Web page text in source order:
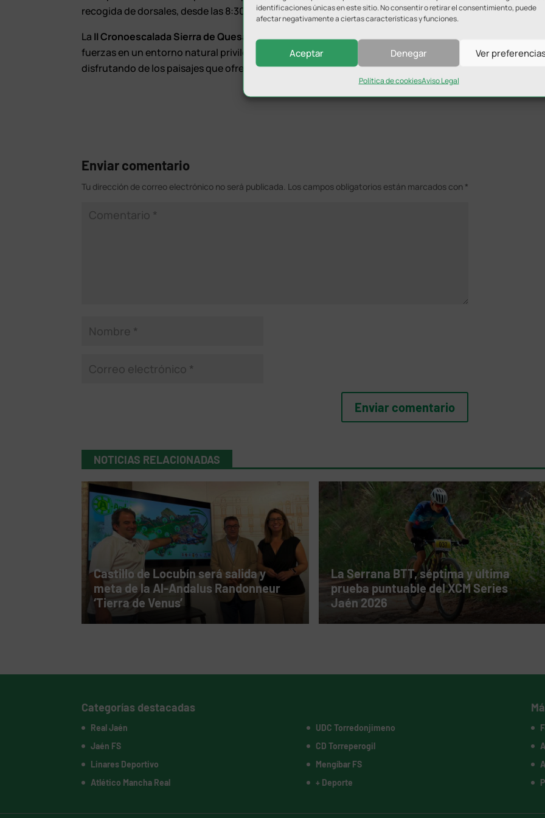
identificaciones únicas en este sitio. No consentir o retirar el consentimiento, puede
afectar negativamente a ciertas características y funciones.
Aceptar Denegar Ver
Política de cookiesAviso Legal
recogida de dorsales, desde las 8:30 hasta las 9:30 horas.
La II Cronoescalada Sierra de Quesadaes una oportunidad única para que los ciclistas midan sus
fuerzas en un entorno natural privilegiado, ascendiendo hasta el histórico Puerto de Tíscar y
disfrutando de los paisajes que ofrece la Sierra de Quesada.​
Enviar comentario
Tu dirección de correo electrónico no será publicada. Los campos obligatorios están marcados con *
NOTICIAS RELACIONADAS
Castillo de Locubín será salida y
meta de la Al-Andalus Randonneur
‘Tierra de Venus’
La Serrana BTT, séptima y última
prueba puntuable del XCM Series
Jaén 2026
Categorías destacadas
Real Jaén
Jaén FS
Linares Deportivo
Atlético Mancha Real
UDC Torredonjimeno
CD Torreperogil
Mengíbar FS
+ Deporte